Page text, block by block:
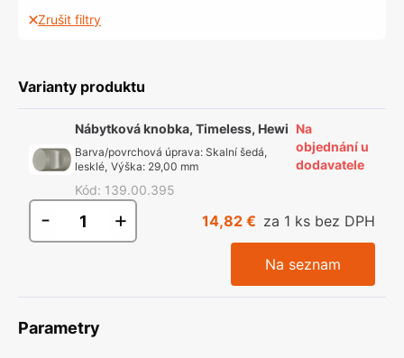
Zrušit filtry
Varianty produktu
Nábytková knobka, Timeless, Hewi
Barva/povrchová úprava: Skalní šedá,
lesklé, Výška: 29,00 mm
Kód: 139.00.395
Na
objednání u
dodavatele
- + 14,82 € za 1 ks bez DPH
Na seznam
Parametry